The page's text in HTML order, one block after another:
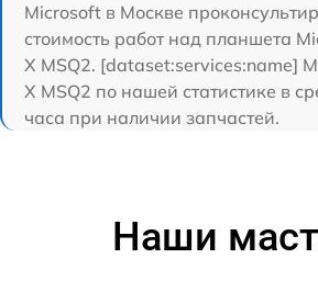
Microsoft в Москве
стоимость работ над планшета
X MSQ2. [dataset:services:name]
X MSQ2 по нашей статистике в
часа при наличии запчастей.
Наши